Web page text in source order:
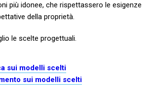
più idonee, che rispettassero le esigenze
della proprietà.
le scelte progettuali.
sui modelli scelti
sui modelli scelti